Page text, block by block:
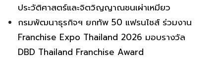
ประวัติศาสตร์และจิตวิญญาณชนเผ่าเหมียว
กรมพัฒนาธุรกิจฯ ยกทัพ 50 แฟรนไชส์ ร่วมงาน
Franchise Expo Thailand 2026 มอบรางวัล
DBD Thailand Franchise Award